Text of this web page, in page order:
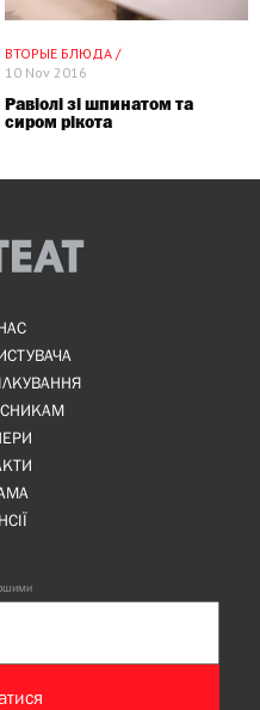
ВТОРЫЕ БЛЮДА /
10 Nov 2016
Равіолі зі шпинатом та
сиром рікота